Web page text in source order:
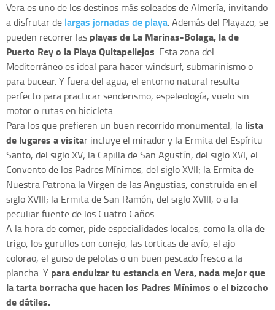
Vera es uno de los destinos más soleados de Almería, invitando
a disfrutar de largas jornadas de playa. Además del Playazo, se
pueden recorrer las playas de La Marinas-Bolaga, la de
Puerto Rey o la Playa Quitapellejos. Esta zona del
Mediterráneo es ideal para hacer windsurf, submarinismo o
para bucear. Y fuera del agua, el entorno natural resulta
perfecto para practicar senderismo, espeleología, vuelo sin
motor o rutas en bicicleta.
Para los que prefieren un buen recorrido monumental, la lista
de lugares a visitar incluye el mirador y la Ermita del Espíritu
Santo, del siglo XV; la Capilla de San Agustín, del siglo XVI; el
Convento de los Padres Mínimos, del siglo XVII; la Ermita de
Nuestra Patrona la Virgen de las Angustias, construida en el
siglo XVIII; la Ermita de San Ramón, del siglo XVIII, o a la
peculiar fuente de los Cuatro Caños.
A la hora de comer, pide especialidades locales, como la olla de
trigo, los gurullos con conejo, las torticas de avío, el ajo
colorao, el guiso de pelotas o un buen pescado fresco a la
plancha. Y para endulzar tu estancia en Vera, nada mejor que
la tarta borracha que hacen los Padres Mínimos o el bizcocho
de dátiles.